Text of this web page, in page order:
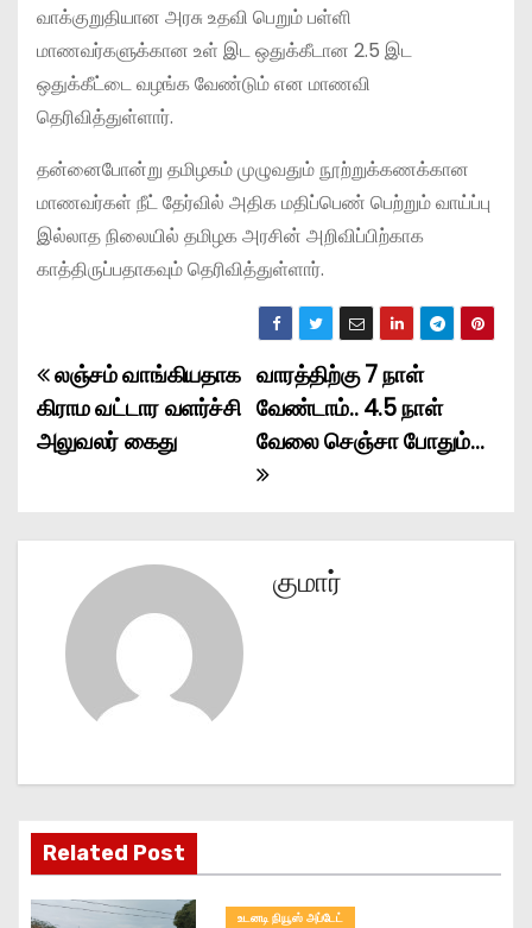
வாக்குறுதியான அரசு உதவி பெறும் பள்ளி
மாணவர்களுக்கான உள் இட ஒதுக்கீடான 2.5 இட
ஒதுக்கீட்டை வழங்க வேண்டும் என மாணவி
தெரிவித்துள்ளார்.
தன்னைபோன்று தமிழகம் முழுவதும் நூற்றுக்கணக்கான
மாணவர்கள் நீட் தேர்வில் அதிக மதிப்பெண் பெற்றும் வாய்ப்பு
இல்லாத நிலையில் தமிழக அரசின் அறிவிப்பிற்காக
காத்திருப்பதாகவும் தெரிவித்துள்ளார்.
P
o
t
g
a
t
வாரத்திற்கு 7 நாள்
வேண்டாம்.. 4.5 நாள்
வேலை செஞ்சா போதும்…
லஞ்சம் வாங்கியதாக
கிராம வட்டார வளர்ச்சி
அலுவலர் கைது
குமார்
Related Post
உடனடி நியூஸ் அப்டேட்